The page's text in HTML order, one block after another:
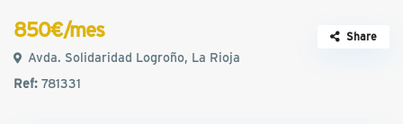
850€/mes
Avda. Solidaridad Logroño, La Rioja
Ref:781331
Share